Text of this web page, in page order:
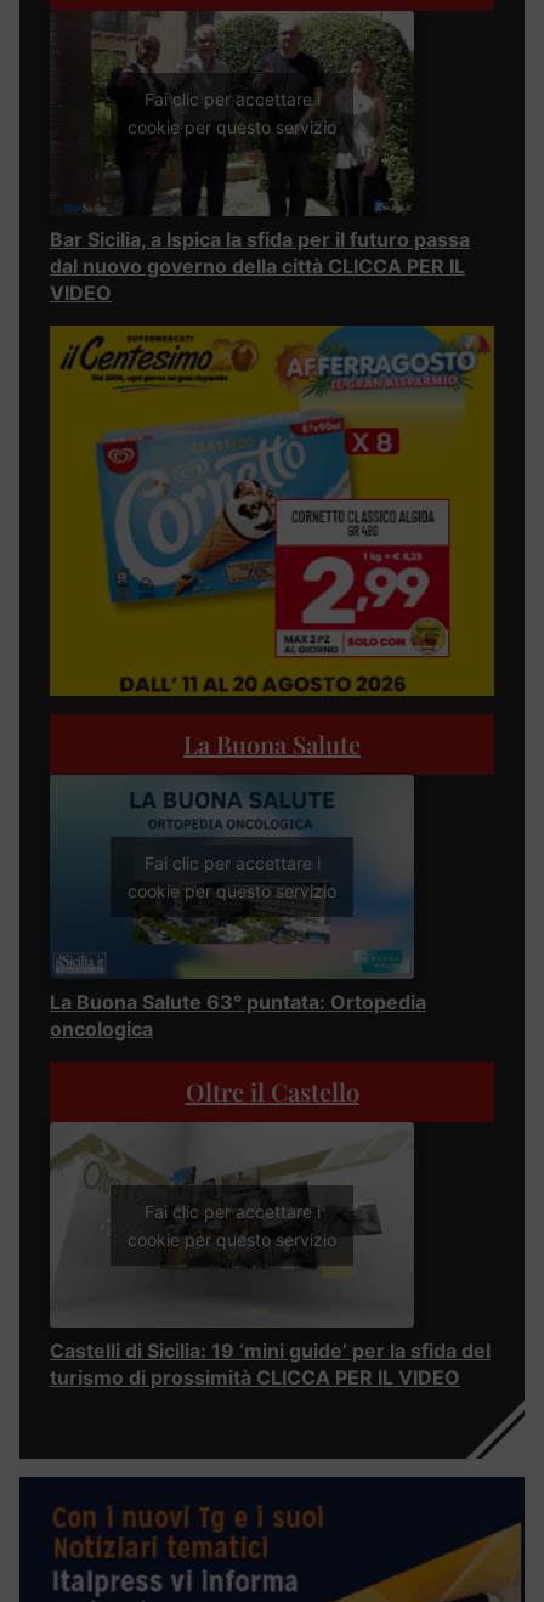
Fai clic per accettare i
cookie per questo servizio
Bar Sicilia, a Ispica la sfida per il futuro passa
dal nuovo governo della città CLICCA PER IL
VIDEO
La Buona Salute
Fai clic per accettare i
cookie per questo servizio
La Buona Salute 63° puntata: Ortopedia
oncologica
Oltre il Castello
Fai clic per accettare i
cookie per questo servizio
Castelli di Sicilia: 19 ‘mini guide’ per la sfida del
turismo di prossimità CLICCA PER IL VIDEO